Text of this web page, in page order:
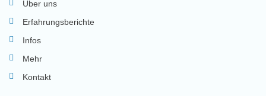
Über uns
Erfahrungsberichte
Infos
Mehr
Kontakt